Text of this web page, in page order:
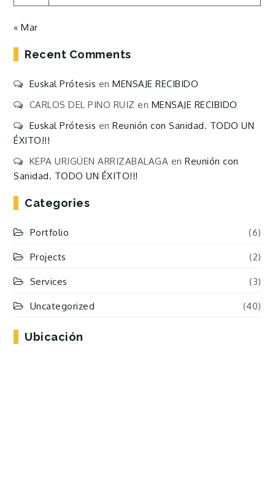
« Mar
Recent Comments
Euskal Prótesis enMENSAJE RECIBIDO
CARLOS DEL PINO RUIZ en MENSAJE RECIBIDO
Euskal Prótesis enReunión con Sanidad. TODO UN
ÉXITO!!!
KEPA URIGÜEN ARRIZABALAGA enReunión con
Sanidad. TODO UN ÉXITO!!!
Categories
Portfolio (6)
Projects (2)
Services (3)
Uncategorized (40)
Ubicación